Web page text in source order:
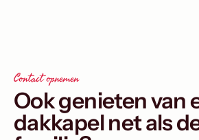
Contact opnemen
Ook genieten van
dakkapel net als